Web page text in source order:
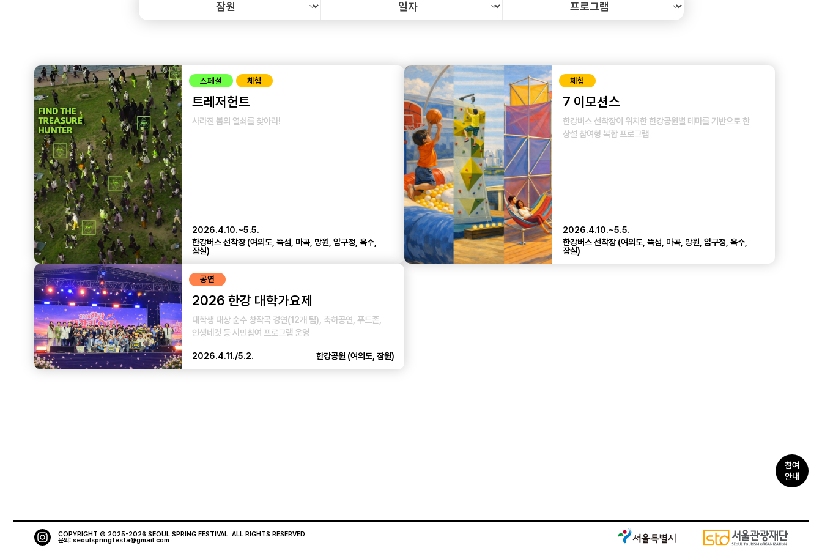
스페셜 체험
트레저헌트
사라진 봄의 열쇠를 찾아라!
2026.4.10.~5.5.
한강버스 선착장 (여의도, 뚝섬, 마곡, 망원, 압구정, 옥수,
잠실)
체험
7 이모션스
한강버스 선착장이 위치한 한강공원별 테마를 기반으로 한
상설 참여형 복합 프로그램
2026.4.10.~5.5.
한강버스 선착장 (여의도, 뚝섬, 마곡, 망원, 압구정, 옥수,
잠실)
공연
2026 한강 대학가요제
대학생 대상 순수 창작곡 경연(12개 팀), 축하공연, 푸드존,
인생네컷 등 시민참여 프로그램 운영
2026.4.11./5.2. 한강공원 (여의도, 잠원)
참여
안내
COPYRIGHT © 2025-2026 SEOUL SPRING FESTIVAL.ALL RIGHTS RESERVED
문의: seoulspringfesta@gmail.com